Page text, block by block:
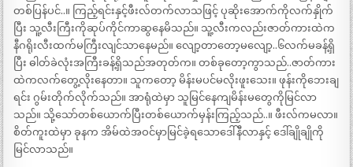
တစ်ပြန်ပင်..။ ကြည့်ရင်းနှင့်ဖီးလ်တက်လာသဖြင့် ပုဆိုးအောက်ကိုလက်နှိုက်
ပြီး သူ့လီးကြီးကိုဆုပ်ကိုင်ကာဆွနေမိသည်။ သူ့လီးကလည်းဇာတ်ကားထဲက
နီဂရိုးလီးထက်မကြီးလျင်သာနေမည်။ လျော့တာတော့မလျော့..၆လက်မခန့်ရှိ
ပြီး ဓါတ်ခဲလုံးအကြီးခန့်ရှိသည်အတုတ်က။ တစ်ခုတော့ကွာသည်..ဇာတ်ကား
ထဲကလက်တွေ့လိုးနေတာ။ သူကတော့ မိန်းမပင်မလိုးဖူးသေး။ ဖုန်းကိုဘေးချ
ရင်း ဂွမ်းတိုက်လိုက်သည်။ အာရုံထဲမှာ သူမြင်နေကျမိန်းမတွေကိုမြင်လာ
သည်။ သို့သော်တစ်ယောက်ပြီးတစ်ယောက်မှန်းကြည့်သည်..။ ဖီးလ်ကမလာ။
စိတ်ကူးထဲမှာ ခုနက အိမ်ထဲအဝင်မှာမြင်ခဲ့ရသောဒေါ်နီလာနှင့် ဒေါ်ချိုချိုကို
မြင်လာသည်။